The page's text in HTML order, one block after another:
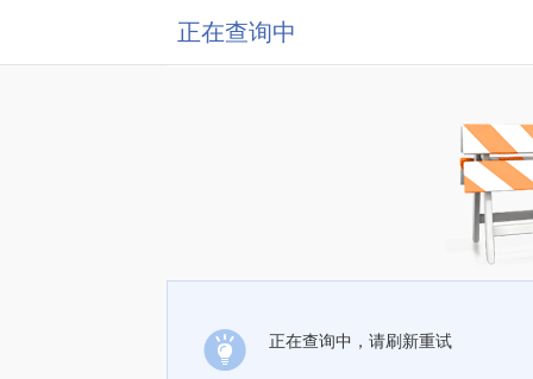
正在查询中
正在查询中，请刷新重试